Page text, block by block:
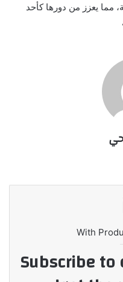
مما يعزز من دورها كأحد
With
Subscribe